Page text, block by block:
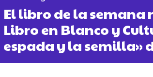
El libro de la semana
Libro en Blanco y
espada y la semilla»